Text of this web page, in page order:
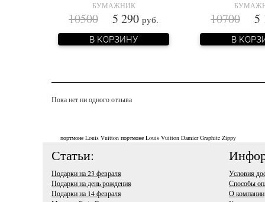
БУМАЖНИК
10500 5 290 руб.
В КОРЗИНУ
10700 5
В
Пока нет ни одного отзыва
портмоне Louis Vuitton портмоне Louis Vuitton Damier Graphite Zippy
Статьи:
Подарки на 23 февраля
Подарки на день рождения
Подарки на 14 февраля
Условия
Способы
О компании